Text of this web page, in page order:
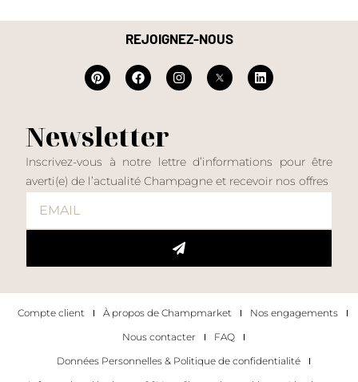
REJOIGNEZ-NOUS
Newsletter
Inscrivez-vous à notre lettre d’informations pour être
averti(e) de l’actualité Champagne et recevoir nos offres
Compte client À propos de Champmarket
Nos engagements
Nous contacter
FAQ
Données Personnelles & Politique de confidentialité